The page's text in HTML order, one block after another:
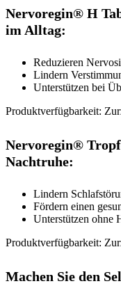
Nervoregin® H
im Alltag:
Reduzieren
Lindern
Unterstützen bei
Produktverfügbarkeit:
Nervoregin®
Nachtruhe:
Lindern
Fördern einen
Unterstützen ohne
Produktverfügbarkeit:
Machen Sie den